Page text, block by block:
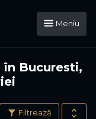
Meniu
Bucuresti,
Filtrează